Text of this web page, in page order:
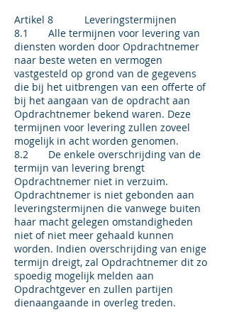
Artikel 8 Leveringstermijnen
8.1 Alle termijnen voor levering van
diensten worden door Opdrachtnemer
naar beste weten en vermogen
vastgesteld op grond van de gegevens
die bij het uitbrengen van een offerte of
bij het aangaan van de opdracht aan
Opdrachtnemer bekend waren. Deze
termijnen voor levering zullen zoveel
mogelijk in acht worden genomen.
8.2 De enkele overschrijding van de
termijn van levering brengt
Opdrachtnemer niet in verzuim.
Opdrachtnemer is niet gebonden aan
leveringstermijnen die vanwege buiten
haar macht gelegen omstandigheden
niet of niet meer gehaald kunnen
worden. Indien overschrijding van enige
termijn dreigt, zal Opdrachtnemer dit zo
spoedig mogelijk melden aan
Opdrachtgever en zullen partijen
dienaangaande in overleg treden.